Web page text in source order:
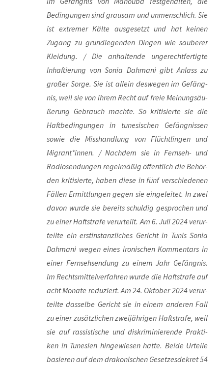
Bedin­gun­gen sind grau­sam und unmensch­lich. Sie
ist extre­mer Käl­te aus­ge­setzt und hat kei­nen
Zugang zu grund­le­gen­den Din­gen wie sau­be­rer
Klei­dung. / Die anhal­ten­de unge­recht­fer­tig­te
Inhaf­tie­rung von Sonia Dah­ma­ni gibt Anlass zu
gro­ßer Sor­ge. Sie ist allein des­we­gen im Gefäng­
nis, weil sie von ihrem Recht auf freie Mei­nungs­äu­
ße­rung Gebrauch mach­te. So kri­ti­sier­te sie die
Haft­be­din­gun­gen in tune­si­schen Gefäng­nis­sen
sowie die Miss­hand­lung von Flücht­lin­gen und
Migrant*innen. / Nach­dem sie in Fern­seh- und
Radio­sen­dun­gen regel­mä­ßig öffent­lich die Behör­
den kri­ti­sier­te, haben die­se in fünf ver­schie­de­nen
Fäl­len Ermitt­lun­gen gegen sie ein­ge­lei­tet. In zwei
davon wur­de sie bereits schul­dig gespro­chen und
zu einer Haft­stra­fe ver­ur­teilt. Am 6. Juli 2024 ver­ur­
teil­te ein erst­in­stanz­li­ches Gericht in Tunis Sonia
Dah­ma­ni wegen eines iro­ni­schen Kom­men­tars in
einer Fern­seh­sen­dung zu einem Jahr Gefäng­nis.
Im Rechts­mit­tel­ver­fah­ren wur­de die Haft­stra­fe auf
acht Mona­te redu­ziert. Am 24. Okto­ber 2024 ver­ur­
teil­te das­sel­be Gericht sie in einem ande­ren Fall
zu einer zusätz­li­chen zwei­jäh­ri­gen Haft­stra­fe, weil
sie auf ras­sis­ti­sche und dis­kri­mi­nie­ren­de Prak­ti­
ken in Tune­si­en hin­ge­wie­sen hat­te. Bei­de Urtei­le
basie­ren auf dem dra­ko­ni­schen Geset­zes­de­kret 54